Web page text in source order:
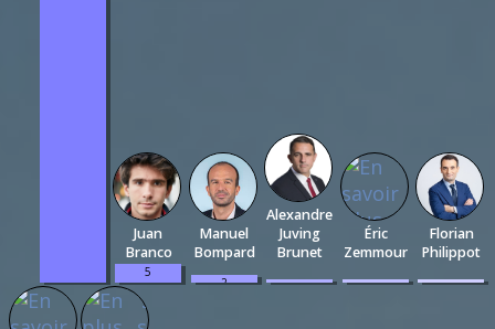
Juan
Branco
5
%
(5)
Manuel
Bompard
2
Alexandre
Juving
Brunet
1
Éric
Zemmour
1
Florian
Philippot
1